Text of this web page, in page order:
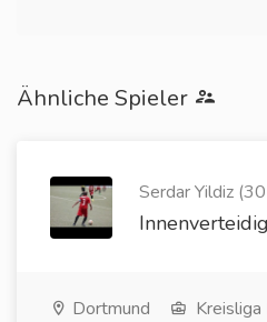
Ähnliche Spieler
Serdar Yildiz (30
Dortmund Kreisliga